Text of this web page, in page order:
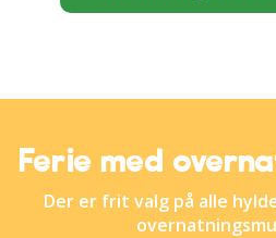
Ferie med
Der er frit valg på alle